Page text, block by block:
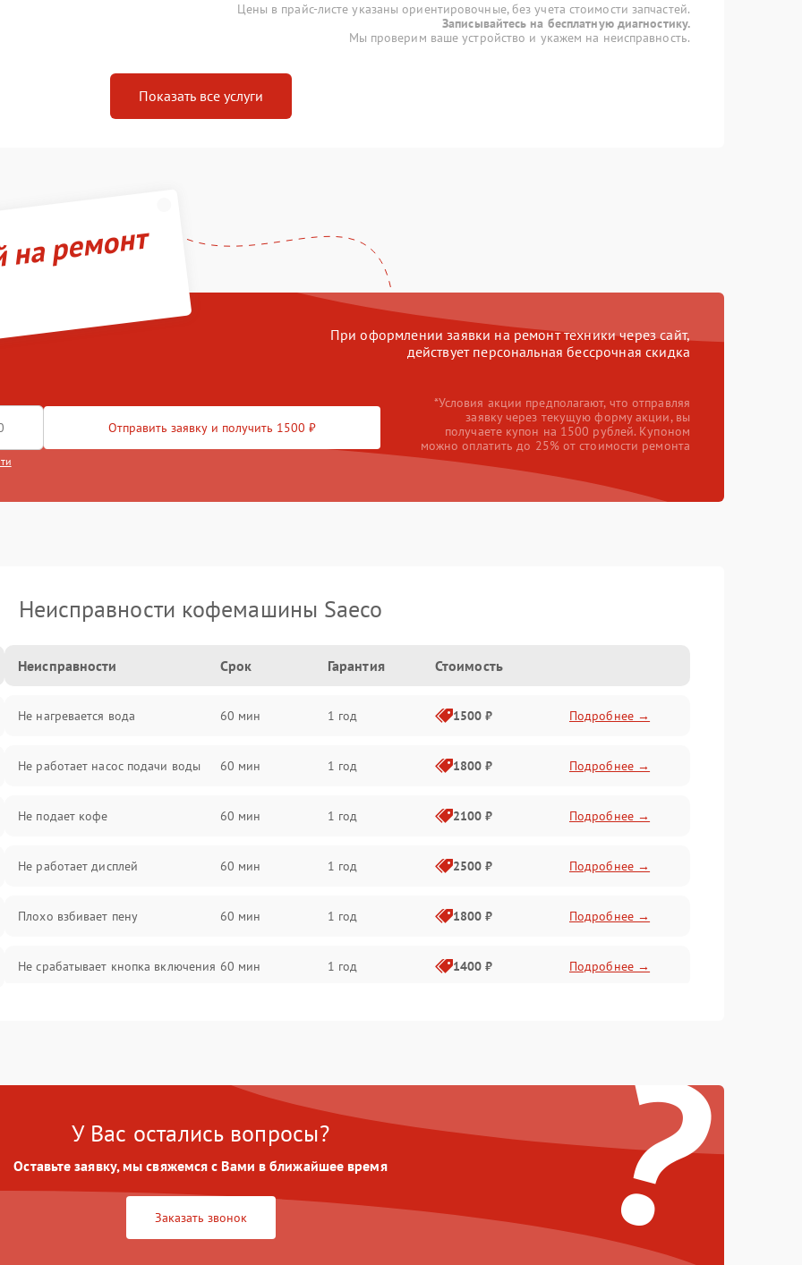
Цены в прайс-листе указаны ориентировочные, без учета стоимости запчастей.
Записывайтесь на бесплатную диагностику.
Мы проверим ваше устройство и укажем на неисправность.
Показать все услуги
ремонт
При оформлении заявки на ремонт техники через сайт,
действует персональная бессрочная скидка
Отправить заявку и получить 1500 ₽
*Условия акции предполагают, что отправляя
заявку через текущую форму акции, вы
получаете купон на 1500 рублей. Купоном
можно оплатить до 25% от стоимости ремонта
Неисправности кофемашины Saeco
Неисправности Срок Гарантия Стоимость
Не нагревается вода 60 мин 1 год 1500 ₽ Подробнее →
Не работает насос подачи воды 60 мин 1 год 1800 ₽ Подробнее →
Не подает кофе 60 мин 1 год 2100 ₽ Подробнее →
Не работает дисплей 60 мин 1 год 2500 ₽ Подробнее →
Плохо взбивает пену 60 мин 1 год 1800 ₽ Подробнее →
Не срабатывает кнопка включения 60 мин 1 год 1400 ₽ Подробнее →
?
У Вас остались вопросы?
Оставьте заявку, мы свяжемся с Вами в ближайшее время
Заказать звонок